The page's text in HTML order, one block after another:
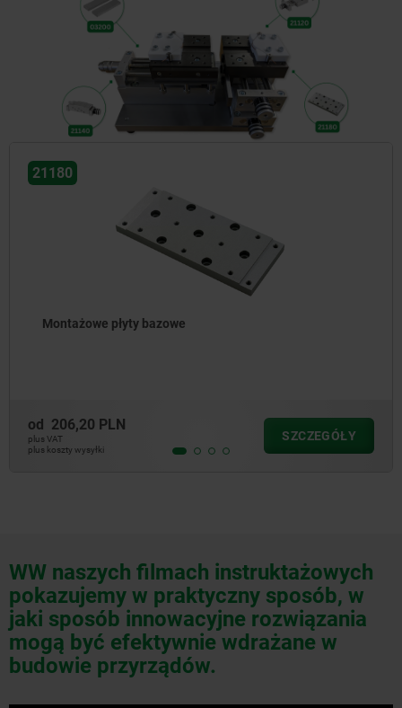
21180
Montażowe płyty bazowe
od 206,20 PLN
plus VAT
plus koszty wysyłki
SZCZEGÓŁY
WW naszych filmach instruktażowych
pokazujemy w praktyczny sposób, w
jaki sposób innowacyjne rozwiązania
mogą być efektywnie wdrażane w
budowie przyrządów.